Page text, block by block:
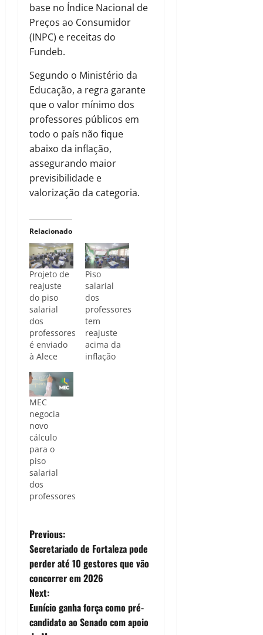
base no Índice Nacional de
Preços ao Consumidor
(INPC) e receitas do
Fundeb.
Segundo o Ministério da
Educação, a regra garante
que o valor mínimo dos
professores públicos em
todo o país não fique
abaixo da inflação,
assegurando maior
previsibilidade e
valorização da categoria.
Relacionado
Projeto de
reajuste
do piso
salarial
dos
professores
é enviado
à Alece
Piso
salarial
dos
professores
tem
reajuste
acima da
inflação
MEC
negocia
novo
cálculo
para o
piso
salarial
dos
professores
P
o
s
t
Previous:
Secretariado de Fortaleza pode
perder até 10 gestores que vão
concorrer em 2026
Next:
Eunício ganha força como pré-
candidato ao Senado com apoio